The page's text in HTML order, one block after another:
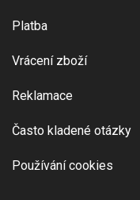
Platba
Vrácení zboží
Reklamace
Často kladené otázky
Používání cookies